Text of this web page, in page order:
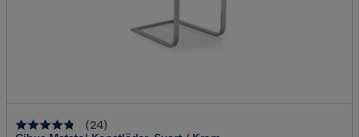
(24)